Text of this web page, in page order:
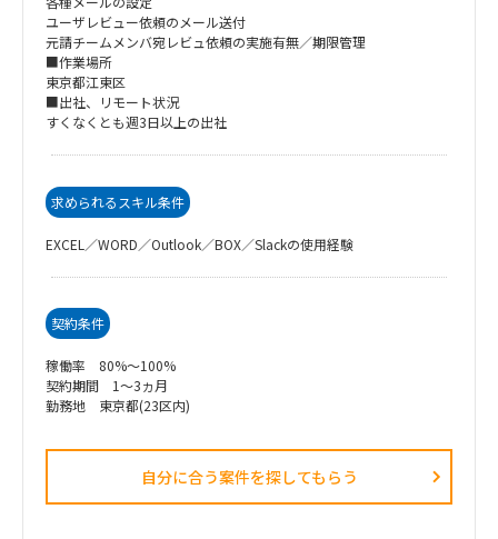
ユーザレビュー依頼のメール送付
元請チームメンバ宛レビュ依頼の実施有無／期限管理
■作業場所
東京都江東区
■出社、リモート状況
すくなくとも週3日以上の出社
求められるスキル条件
EXCEL／WORD／Outlook／BOX／Slackの使用経験
契約条件
稼働率 80%～100%
契約期間 1～3ヵ月
勤務地 東京都(23区内)
自分に合う案件を探してもらう​